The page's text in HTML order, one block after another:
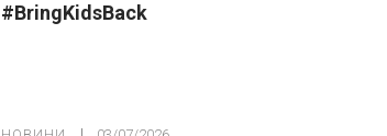
#BringKidsBack